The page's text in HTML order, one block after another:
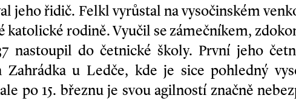
jeho řidič. Felkl vyrůstal na vysočinském
katolické rodině. Vyučil se zámečníkem,
nastoupil do četnické školy. První jeho
Zahrádka u Ledče, kde je sice pohledný
po 15. březnu je svou agilností značně